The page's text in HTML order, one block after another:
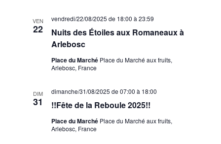
m
VEN
22
Nuits des Étoiles aux Romaneaux à
Arlebosc
vendredi/22/08/2025 de 18:00 à 23:59
Place du Marché Place du Marché aux fruits,
Arlebosc, France
DIM
31 !!Fête de la Reboule 2025!!
dimanche/31/08/2025 de 07:00 à 18:00
Place du Marché Place du Marché aux fruits,
Arlebosc, France